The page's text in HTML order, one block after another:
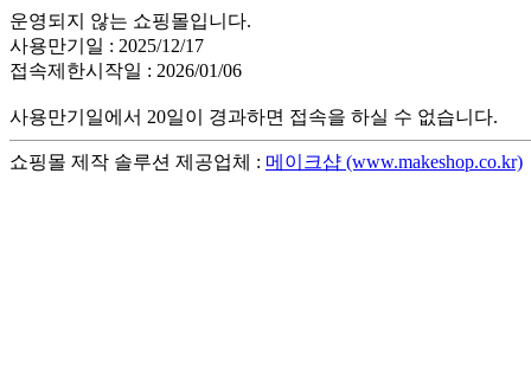
운영되지 않는 쇼핑몰입니다.
사용만기일 : 2025/12/17
접속제한시작일 : 2026/01/06
사용만기일에서 20일이 경과하면 접속을 하실 수 없습니다.
쇼핑몰 제작 솔루션 제공업체 : 메이크샵 (www.makeshop.co.kr)